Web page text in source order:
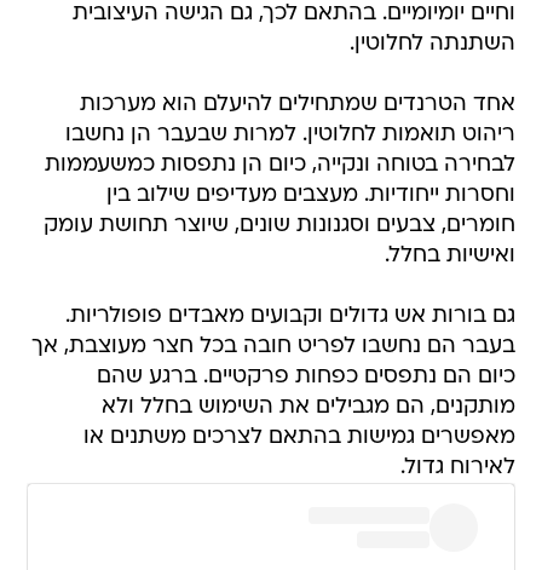
וחיים יומיומיים. בהתאם לכך, גם הגישה העיצובית
השתנתה לחלוטין.
אחד הטרנדים שמתחילים להיעלם הוא מערכות
ריהוט תואמות לחלוטין. למרות שבעבר הן נחשבו
לבחירה בטוחה ונקייה, כיום הן נתפסות כמשעממות
וחסרות ייחודיות. מעצבים מעדיפים שילוב בין
חומרים, צבעים וסגנונות שונים, שיוצר תחושת עומק
ואישיות בחלל.
גם בורות אש גדולים וקבועים מאבדים פופולריות.
בעבר הם נחשבו לפריט חובה בכל חצר מעוצבת, אך
כיום הם נתפסים כפחות פרקטיים. ברגע שהם
מותקנים, הם מגבילים את השימוש בחלל ולא
מאפשרים גמישות בהתאם לצרכים משתנים או
לאירוח גדול.